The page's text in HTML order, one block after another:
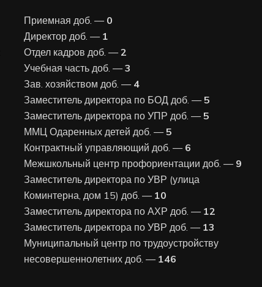
Приемная доб. — 0
Директор доб. — 1
Отдел кадров доб. —2
Учебная часть доб. —3
Зав. хозяйством доб. — 4
Заместитель директора по БОД доб. —5
Заместитель директора по УПР доб. —5
ММЦ Одаренных детей доб. —5
Контрактный управляющий доб. — 6
Межшкольный центр профориентации доб. — 9
Заместитель директора по УВР (улица
Коминтерна, дом 15) доб. — 10
Заместитель директора по АХР доб. — 12
Заместитель директора по УВР доб. — 13
Муниципальный центр по трудоустройству
несовершеннолетних доб. — 146